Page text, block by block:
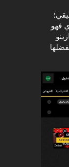
فهو
الكازينو